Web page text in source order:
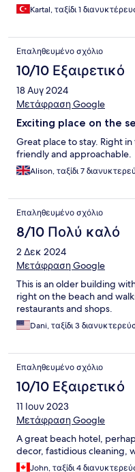
Kartal, ταξίδι 1
Επαληθευμένο σχόλιο
10/10 Εξαιρετικό
18 Αυγ 2024
Μετάφραση Google
Exciting place on the
Great place to stay. Right
friendly and approachable.
Alison, ταξίδι 7
Επαληθευμένο σχόλιο
8/10 Πολύ καλό
2 Δεκ 2024
Μετάφραση Google
This is an older building
right on the beach and
restaurants and shops.
Dani, ταξίδι 3
Επαληθευμένο σχόλιο
10/10 Εξαιρετικό
11 Ιουν 2023
Μετάφραση Google
A great beach hotel,
decor, fastidious cleaning,
John, ταξίδι 4